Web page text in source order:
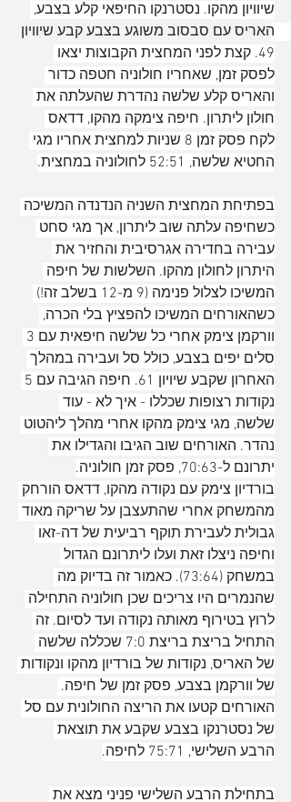
שיוויון מהקו. נסטרנקו החיפאי קלע בצבע,
האריס עם סבסוב משוגע בצבע קבע שיוויון
49. קצת לפני המחצית הקבוצות יצאו
לפסק זמן, שאחריו חולוניה חטפה כדור
והאריס קלע שלשה נהדרת שהעלתה את
חולון ליתרון. חיפה צימקה מהקו, דדאס
לקח פסק זמן 8 שניות למחצית אחריו מגי
החטיא שלשה, 52:51 לחולוניה במחצית.
בפתיחת המחצית השניה הנדנדה המשיכה
כשחיפה עלתה שוב ליתרון, אך מגי סחט
עבירה בחדירה אגרסיבית והחזיר את
היתרון לחולון מהקו. השלשות של חיפה
המשיכו לצלול פנימה (9 מ-12 בשלב זה!)
כשהאורחים המשיכו להפציץ בלי הכרה,
סלים יפים בצבע, כולל סל ועבירה במהלך
נקודות רצופות שכללו - איך לא - עוד
שלשה, מגי צימק מהקו אחרי מהלך ליהטוט
נהדר. האורחים שוב הגיבו והגדילו את
יתרונם ל-70:63, פסק זמן חולוניה.
בורדיון צימק עם נקודה מהקו, דדאס הורחק
מהמשחק אחרי שהתעצבן על שריקה מאוד
גבולית לעבירת תוקף רביעית של דה-זאו
וחיפה ניצלו זאת ועלו ליתרונם הגדול
במשחק (73:64). כאמור זה בדיוק מה
שהנמרים היו צריכים שכן חולוניה התחילה
לרוץ בטירוף מאותה נקודה ועד לסיום. זה
התחיל בריצת בריצת 7:0 שכללה שלשה
של האריס, נקודות של בורדיון מהקו ונקודות
של וורקמן בצבע, פסק זמן של חיפה.
האורחים קטעו את הריצה החולונית עם סל
של נסטרנקו בצבע שקבע את תוצאת
הרבע השלישי, 75:71 לחיפה.
בתחילת הרבע השלישי פניני מצא את